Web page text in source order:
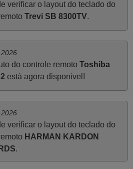
Junho 2025
embalado mas não é de
obrigada!..
PORTUGAL
Maio 2025
satisfeita com o comando
a rapidez na entrega e a
Gostaria de salientar que
a vossa informação acerca de
verificar o layout do teclado do
Trevi SB 8300TV.
do controle remoto Toshiba
está agora disponível!
verificar o layout do teclado do
HARMAN KARDON
.